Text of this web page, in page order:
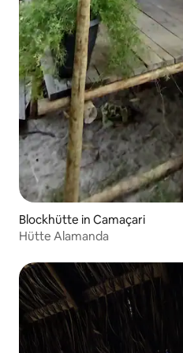
Blockhütte in Camaçari
Hütte Alamanda